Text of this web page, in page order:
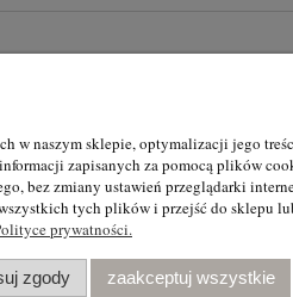
Pomoc
Kontakt
Odstąpienie od umowy - wzór
Reklamacje
w naszym sklepie, optymalizacji jego
zapisanych za pomocą plików
bez zmiany ustawień przeglądarki
tych plików i przejść do
prywatności.
zgody zaakceptuj wszystkie